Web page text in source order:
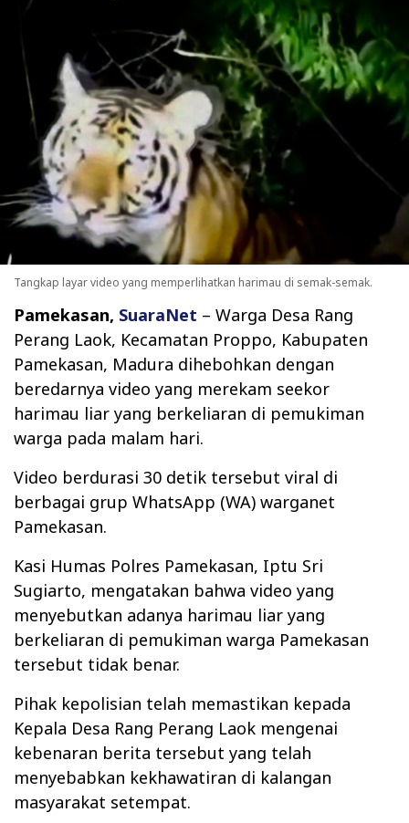
Tangkap layar video yang memperlihatkan harimau di semak-semak.
Pamekasan, SuaraNet – Warga Desa Rang
Perang Laok, Kecamatan Proppo, Kabupaten
Pamekasan, Madura dihebohkan dengan
beredarnya video yang merekam seekor
harimau liar yang berkeliaran di pemukiman
warga pada malam hari.
Video berdurasi 30 detik tersebut viral di
berbagai grup WhatsApp (WA) warganet
Pamekasan.
Kasi Humas Polres Pamekasan, Iptu Sri
Sugiarto, mengatakan bahwa video yang
menyebutkan adanya harimau liar yang
berkeliaran di pemukiman warga Pamekasan
tersebut tidak benar.
Pihak kepolisian telah memastikan kepada
Kepala Desa Rang Perang Laok mengenai
kebenaran berita tersebut yang telah
menyebabkan kekhawatiran di kalangan
masyarakat setempat.